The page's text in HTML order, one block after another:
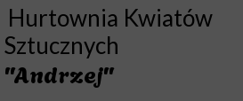
Hurtownia Kwiatów
Sztucznych
"Andrzej"